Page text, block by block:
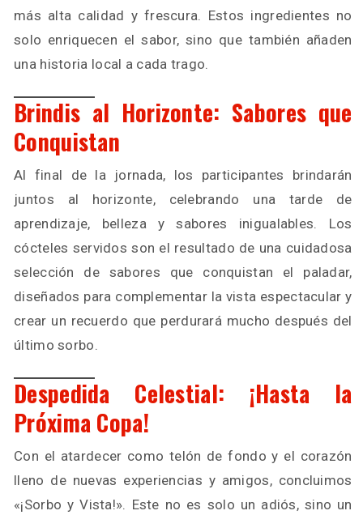
más alta calidad y frescura. Estos ingredientes no
solo enriquecen el sabor, sino que también añaden
una historia local a cada trago.
Brindis al Horizonte: Sabores que
Conquistan
Al final de la jornada, los participantes brindarán
juntos al horizonte, celebrando una tarde de
aprendizaje, belleza y sabores inigualables. Los
cócteles servidos son el resultado de una cuidadosa
selección de sabores que conquistan el paladar,
diseñados para complementar la vista espectacular y
crear un recuerdo que perdurará mucho después del
último sorbo.
Despedida Celestial: ¡Hasta la
Próxima Copa!
Con el atardecer como telón de fondo y el corazón
lleno de nuevas experiencias y amigos, concluimos
«¡Sorbo y Vista!». Este no es solo un adiós, sino un